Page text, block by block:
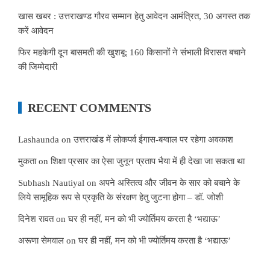
खास खबर : उत्तराखण्ड गौरव सम्मान हेतु आवेदन आमंत्रित, 30 अगस्त तक
करें आवेदन
फिर महकेगी दून बासमती की खुशबू: 160 किसानों ने संभाली विरासत बचाने
की जिम्मेदारी
RECENT COMMENTS
Lashaunda onउत्तराखंड में लोकपर्व ईगास-बग्वाल पर रहेगा अवकाश
मुकताonशिक्षा प्रसार का ऐसा जुनून प्रताप भैया में ही देखा जा सकता था
Subhash Nautiyal on अपने अस्तित्व और जीवन के सार को बचाने के
लिये सामूहिक रूप से प्रकृति के संरक्षण हेतु जुटना होगा – डॉ. जोशी
दिनेश रावतonघर ही नहीं, मन को भी ज्योर्तिमय करता है ‘भद्याऊ’
अरूणा सेमवाल onघर ही नहीं, मन को भी ज्योर्तिमय करता है ‘भद्याऊ’